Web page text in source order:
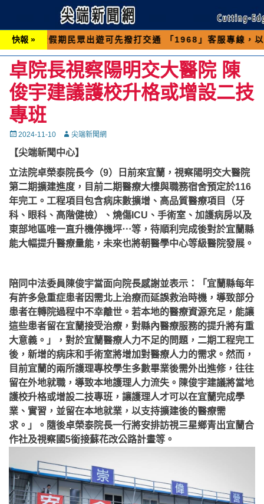
快報 »
眾出遊可先撥打交通 「1968」客服專線，以避免遇到
卓院長視察陽明交大醫院 陳
俊宇建議護校升格或增設二技
專班
Posted
2024-11-10 Autor尖端新聞網
【尖端新聞中心】
立法院卓榮泰院長今（9）日前來宜蘭，視察陽明交大醫院
第二期擴建進度，目前二期醫療大樓與職務宿舍預定於116
年完工。工程項目包含病床數擴增、高品質醫療項目（牙
科、眼科、高階健檢）、燒傷ICU、手術室、加護病房以及
東部地區唯一直升機停機坪⋯等，待順利完成後對於宜蘭縣
能大幅提升醫療量能，未來也將朝醫學中心等級醫院發展。
陪同中法委員陳俊宇當面向院長感謝並表示：「宜蘭縣每年
有許多急重症患者因需北上治療而延誤救治時機，導致部分
患者在轉院過程中不幸離世。若本地的醫療資源充足，能讓
這些患者留在宜蘭接受治療，對縣內醫療服務的提升將有重
大意義。」，對於宜蘭醫療人力不足的問題，二期工程完工
後，新增的病床和手術室將增加對醫療人力的需求。然而，
目前宜蘭的兩所護理專校學生多數畢業後需外出進修，往往
留在外地就職，導致本地護理人力流失。陳俊宇建議將當地
護校升格或增設二技專班，讓護理人才可以在宜蘭完成學
業、實習，並留在本地就業，以支持擴建後的醫療需
求。」。 隨後卓榮泰院長一行將安排訪視三星鄉青出宜蘭合
作社及視察國5銜接蘇花改公路計畫等。